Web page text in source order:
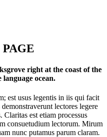
right at the coast of the
language ocean.
est usus legentis in iis qui facit
lectores legere
est etiam processus
consuetudium lectorum. Mirum
nunc putamus parum claram.